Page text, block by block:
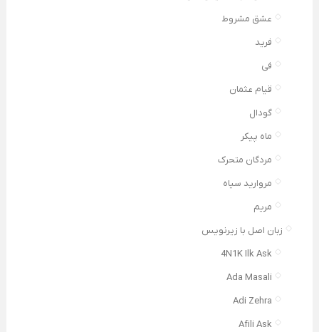
عشق مشروط
فرید
فی
قیام عثمان
گودال
ماه پیکر
مردگان متحرک
مروارید سیاه
مریم
زبان اصل با زیرنویس
4N1K Ilk Ask
Ada Masali
Adi Zehra
Afili Ask